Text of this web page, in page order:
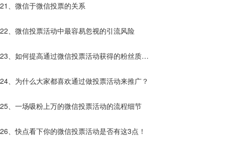
21、微信于微信投票的关系
22、微信投票活动中最容易忽视的引流风险
23、如何提高通过微信投票活动获得的粉丝质
24、为什么大家都喜欢通过做投票活动来推广？
25、一场吸粉上万的微信投票活动的流程细节
26、快点看下你的微信投票活动是否有这3点！